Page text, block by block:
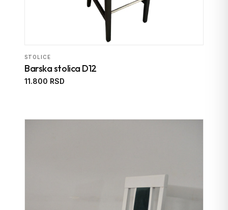
STOLICE
Barska stolica D12
11.800 RSD